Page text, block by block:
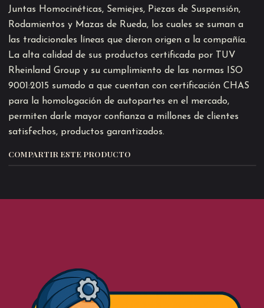
Juntas Homocinéticas, Semiejes, Piezas de Suspensión,
Rodamientos y Mazas de Rueda, los cuales se suman a
las tradicionales líneas que dieron origen a la compañía.
La alta calidad de sus productos certificada por TUV
Rheinland Group y su cumplimiento de las normas ISO
9001:2015 sumado a que cuentan con certificación CHAS
para la homologación de autopartes en el mercado,
permiten darle mayor confianza a millones de clientes
satisfechos, productos garantizados.
COMPARTIR ESTE PRODUCTO